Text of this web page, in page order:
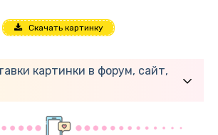
Скачать картинку
картинки в форум, сайт,